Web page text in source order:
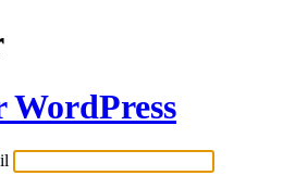
WordPress